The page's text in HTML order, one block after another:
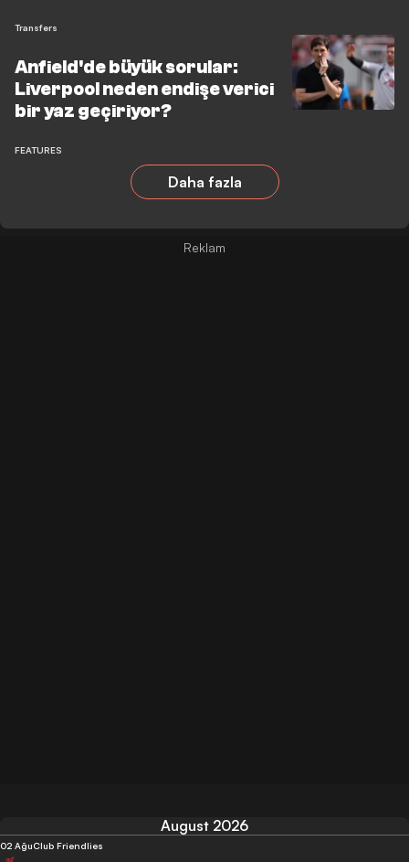
Transfers
Anfield'de büyük sorular:
Liverpool neden endişe verici
bir yaz geçiriyor?
FEATURES
Daha fazla
August 2026
02 AğuClub Friendlies